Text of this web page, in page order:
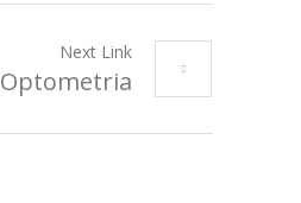
Next Link
Optometria